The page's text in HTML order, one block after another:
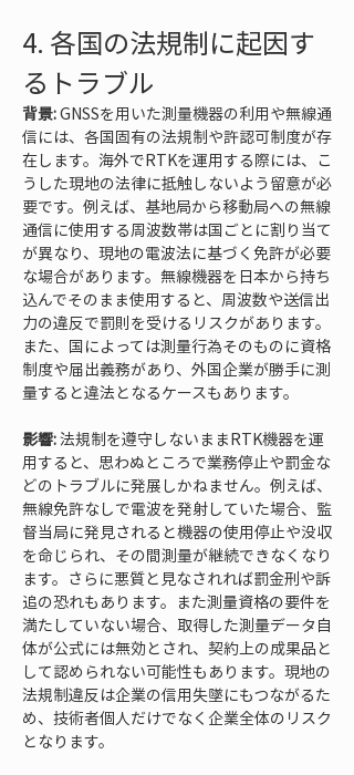
4. 各国の法規制に起因す
るトラブル
背景: GNSSを用いた測量機器の利用や無線通
信には、各国固有の法規制や許認可制度が存
在します。海外でRTKを運用する際には、こ
うした現地の法律に抵触しないよう留意が必
要です。例えば、基地局から移動局への無線
通信に使用する周波数帯は国ごとに割り当て
が異なり、現地の電波法に基づく免許が必要
な場合があります。無線機器を日本から持ち
込んでそのまま使用すると、周波数や送信出
力の違反で罰則を受けるリスクがあります。
また、国によっては測量行為そのものに資格
制度や届出義務があり、外国企業が勝手に測
量すると違法となるケースもあります。
影響: 法規制を遵守しないままRTK機器を運
用すると、思わぬところで業務停止や罰金な
どのトラブルに発展しかねません。例えば、
無線免許なしで電波を発射していた場合、監
督当局に発見されると機器の使用停止や没収
を命じられ、その間測量が継続できなくなり
ます。さらに悪質と見なされれば罰金刑や訴
追の恐れもあります。また測量資格の要件を
満たしていない場合、取得した測量データ自
体が公式には無効とされ、契約上の成果品と
して認められない可能性もあります。現地の
法規制違反は企業の信用失墜にもつながるた
め、技術者個人だけでなく企業全体のリスク
となります。